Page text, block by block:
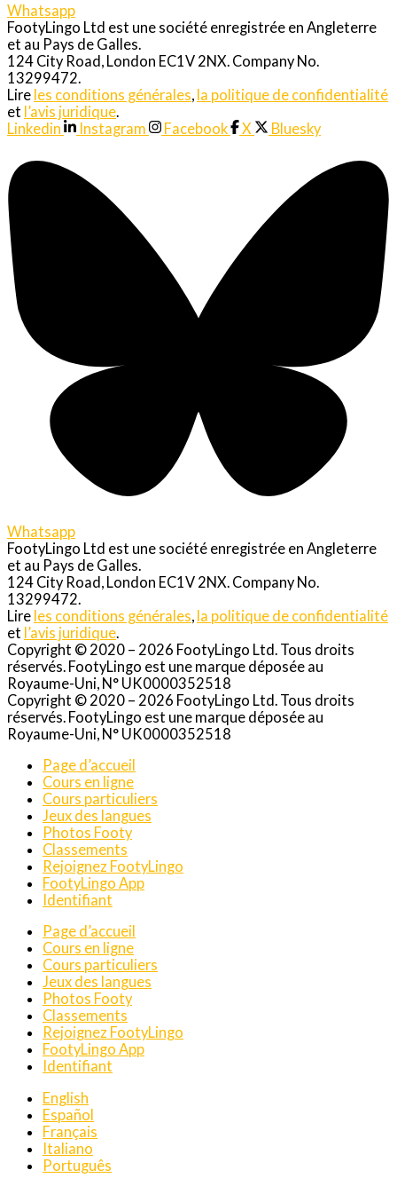
Whatsapp
FootyLingo Ltd est une société enregistrée en Angleterre
et au Pays de Galles.
124 City Road, London EC1V 2NX. Company No.
13299472.
Lire les conditions générales la politique de confidentialité
et l’avis juridique
Linkedin
Instagram Facebook X Bluesky
Whatsapp
FootyLingo Ltd est une société enregistrée en Angleterre
et au Pays de Galles.
124 City Road, London EC1V 2NX. Company No.
13299472.
Lire les conditions générales la politique de confidentialité
et l’avis juridique
Copyright © 2020 – 2026 FootyLingo Ltd. Tous droits
réservés. FootyLingo est une marque déposée au
Royaume-Uni, N° UK0000352518
Copyright © 2020 – 2026 FootyLingo Ltd. Tous droits
réservés. FootyLingo est une marque déposée au
Royaume-Uni, N° UK0000352518
Page d’accueil
Cours en ligne
Cours particuliers
Jeux des langues
Photos Footy
Classements
Rejoignez FootyLingo
FootyLingo App
Identifiant
Page d’accueil
Cours en ligne
Cours particuliers
Jeux des langues
Photos Footy
Classements
Rejoignez FootyLingo
FootyLingo App
Identifiant
English
Español
Français
Italiano
Português